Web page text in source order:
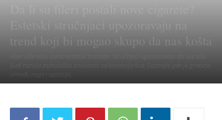
Da li su fileri postali nove cigarete?
Estetski stručnjaci upozoravaju na
trend koji bi mogao skupo da nas košta
između nege i opsesije.